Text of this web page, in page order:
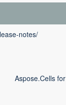
notes/
Aspose.Cells